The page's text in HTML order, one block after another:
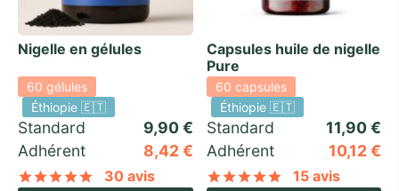
Nigelle en gélules
60 gélules
Éthiopie 🇪🇹
Standard 9,90€
Adhérent
8,42€
Notésur 5 basé sur30notations client
30 avis
Capsules huile de nigelle
Pure
60 capsules
Éthiopie 🇪🇹
Standard 11,90€
Adhérent
10,12€
Notésur 5
15 avis